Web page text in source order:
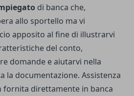
di banca che,
allo sportello ma vi
apposito al fine di illustrarvi
del conto,
domande e aiutarvi nella
la documentazione. Assistenza
fornita direttamente in banca